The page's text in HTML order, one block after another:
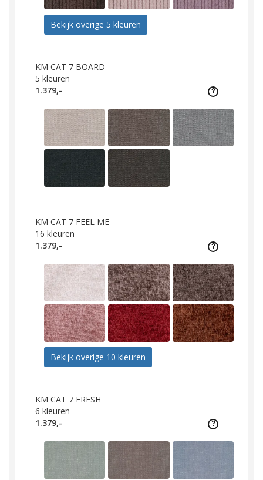
Bekijk overige 5 kleuren
KM CAT 7 BOARD
5 kleuren
1.379,-
KM CAT 7 FEEL ME
16 kleuren
1.379,-
Bekijk overige 10 kleuren
KM CAT 7 FRESH
6 kleuren
1.379,-